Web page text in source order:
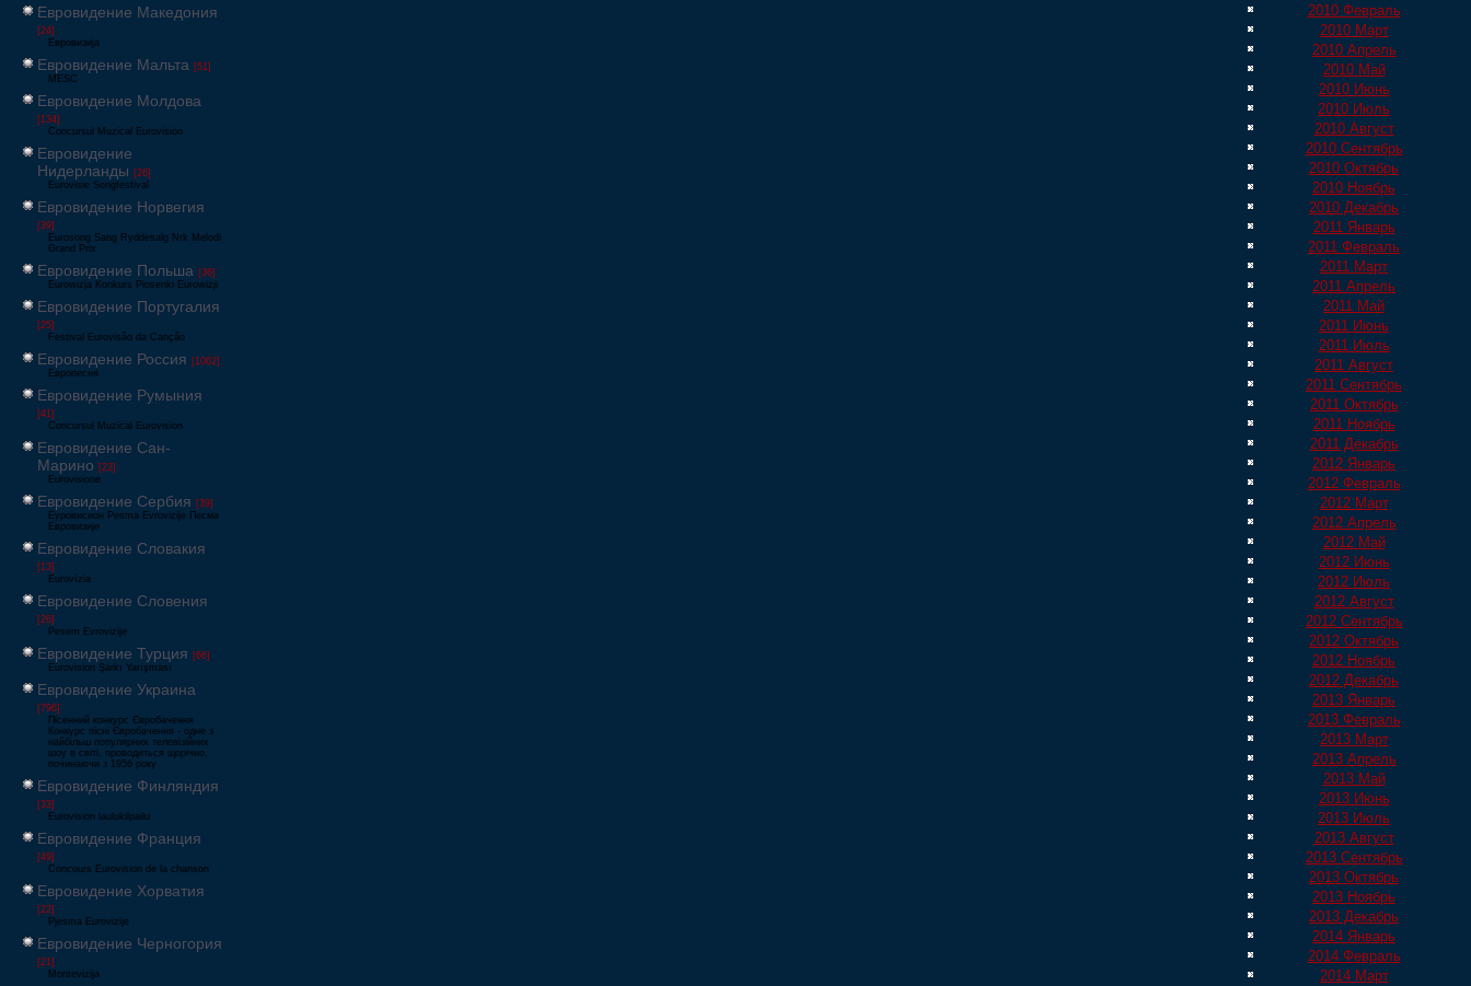
Евровидение Македония
[24]
Евровизија
Евровидение Мальта [51]
MESC
Евровидение Молдова
[134]
Concursul Muzical Eurovision
Евровидение
Нидерланды [26]
Eurovisie Songfestival
Евровидение Норвегия
[39]
Eurosong Sang Ryddesalg Nrk Melodi
Grand Prix
Евровидение Польша [36]
Eurowizja Konkurs Piosenki Eurowizji
Евровидение Португалия
[25]
Festival Eurovisão da Canção
Евровидение Россия [1062]
Европесня
Евровидение Румыния
[41]
Concursul Muzical Eurovision
Евровидение Сан-
Марино [23]
Eurovisione
Евровидение Сербия [39]
Еуровисион Pesma Evrovizije Песма
Евровизије
Евровидение Словакия
[13]
Eurovízia
Евровидение Словения
[26]
Pesem Evrovizije
Евровидение Турция [66]
Eurovision Şarkı Yarışması
Евровидение Украина
[796]
Пісенний конкурс Євробачення
Конкурс пісні Євробачення - одне з
найбільш популярних телевізійних
шоу в світі, проводиться щорічно,
починаючи з 1956 року
Евровидение Финляндия
[33]
Eurovision laulukilpailu
Евровидение Франция
[49]
Concours Eurovision de la chanson
Евровидение Хорватия
[22]
Pjesma Eurovizije
Евровидение Черногория
[21]
Montevizija
2010 Февраль
2010 Март
2010 Апрель
2010 Май
2010 Июнь
2010 Июль
2010 Август
2010 Сентябрь
2010 Октябрь
2010 Ноябрь
2010 Декабрь
2011 Январь
2011 Февраль
2011 Март
2011 Апрель
2011 Май
2011 Июнь
2011 Июль
2011 Август
2011 Сентябрь
2011 Октябрь
2011 Ноябрь
2011 Декабрь
2012 Январь
2012 Февраль
2012 Март
2012 Апрель
2012 Май
2012 Июнь
2012 Июль
2012 Август
2012 Сентябрь
2012 Октябрь
2012 Ноябрь
2012 Декабрь
2013 Январь
2013 Февраль
2013 Март
2013 Апрель
2013 Май
2013 Июнь
2013 Июль
2013 Август
2013 Сентябрь
2013 Октябрь
2013 Ноябрь
2013 Декабрь
2014 Январь
2014 Февраль
2014 Март